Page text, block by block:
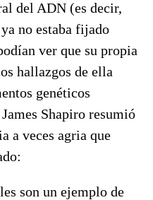
del ADN (es decir,
no estaba fijado
ver que su propia
hallazgos de ella
genéticos
Shapiro resumió
a veces agria que
son un ejemplo de